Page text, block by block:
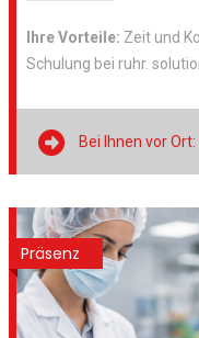
Ihre Vorteile: Zeit und
Schulung bei ruhr.
 Bei Ihnen vor
Präsenz